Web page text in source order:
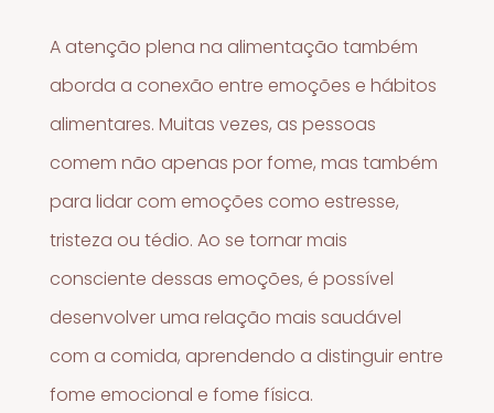
A atenção plena na alimentação também
aborda a conexão entre emoções e hábitos
alimentares. Muitas vezes, as pessoas
comem não apenas por fome, mas também
para lidar com emoções como estresse,
tristeza ou tédio. Ao se tornar mais
consciente dessas emoções, é possível
desenvolver uma relação mais saudável
com a comida, aprendendo a distinguir entre
fome emocional e fome física.